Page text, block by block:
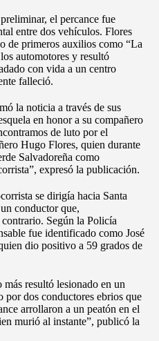
el percance fue
entre dos vehículos. Flores
de primeros auxilios como “La
automotores y resultó
con vida a un centro
falleció.
la noticia a través de sus
en honor a su compañero
de luto por el
Hugo Flores, quien durante
Salvadoreña como
expresó la publicación.
se dirigía hacia Santa
conductor que,
Según la Policía
fue identificado como José
dio positivo a 59 grados de
resultó lesionado en un
por dos conductores ebrios que
arrollaron a un peatón en el
murió al instante”, publicó la